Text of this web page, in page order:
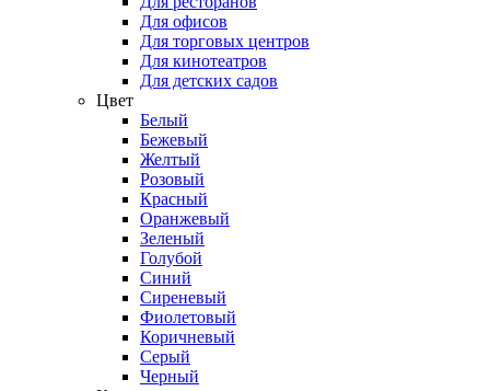
Для офисов
Для торговых центров
Для кинотеатров
Для детских садов
Цвет
Белый
Бежевый
Желтый
Розовый
Красный
Оранжевый
Зеленый
Голубой
Синий
Сиреневый
Фиолетовый
Коричневый
Серый
Черный